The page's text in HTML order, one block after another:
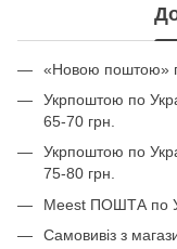
«Новою поштою»
Укрпоштою по
65-70 грн.
Укрпоштою по
75-80 грн.
Meest ПОШТА по
Самовивіз з